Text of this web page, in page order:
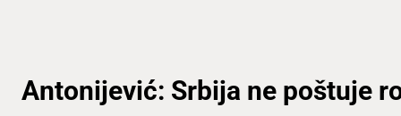
Antonijević: Srbija ne poštuje